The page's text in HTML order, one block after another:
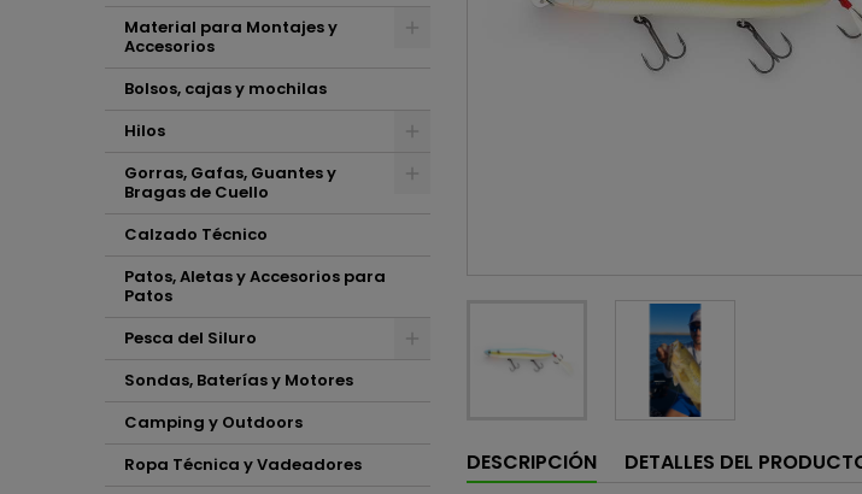
Material para Montajes y
Accesorios
Bolsos, cajas y mochilas
Hilos
Gorras, Gafas, Guantes y
Bragas de Cuello
Calzado Técnico
Patos, Aletas y Accesorios para
Patos
Pesca del Siluro
Sondas, Baterías y Motores
Camping y Outdoors
Ropa Técnica y Vadeadores
DESCRIPCIÓN DETALLES DEL